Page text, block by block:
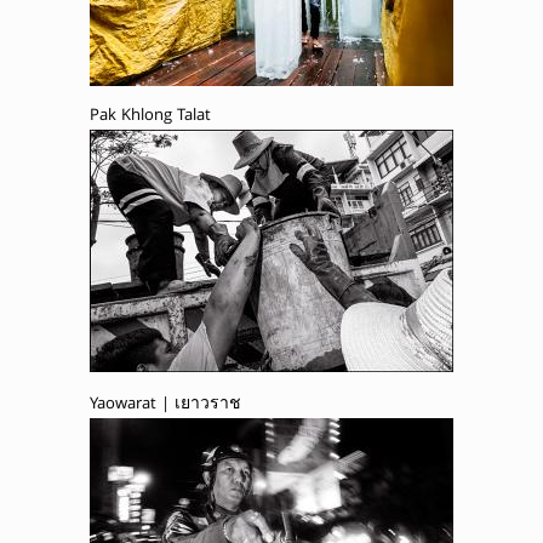
Pak Khlong Talat
Yaowarat | เยาวราช